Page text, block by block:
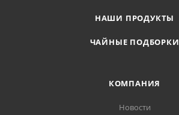
НАШИ ПРОДУКТЫ
ЧАЙНЫЕ ПОДБОРКИ
КОМПАНИЯ
Новости